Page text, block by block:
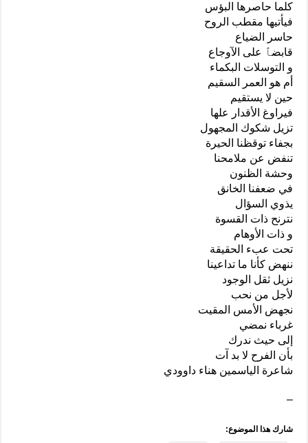
كلما حاصرها البؤس
فيأتيها مقطب الروح
حاسر الضياع
قابضٱ على الآوجاع
و التوسلات البكماء
أم هو العمر السقيم
حين لا يستقيم
فيراوغ الأقدار علها
تزيل شكوك المجهول
بجفاء توقظنا الحيرة
تنفض عن ملامحنا
وحشة الظنون
في ضعفنا الخانق
يذوي السؤال
نترنح ذات القسوة
و ذات الأوهام
تحت عبء الحقيقة
ننهض كأنا ما تداعينا
نزيل ثقل الوجود
لأجل من نحب
نجهض الأمس المقيت
غرباء نمضي
إلى حيث ندرك
بأن الفرح لا بد آت
شاعرة الياسمين هناء داوودي
–
شارك هذا الموضوع: